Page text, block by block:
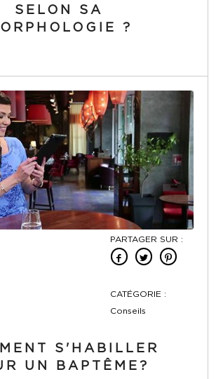
SELON SA
?
PARTAGER SUR :
CATÉGORIE :
Conseils
S'HABILLER
UN BAPTÊME?